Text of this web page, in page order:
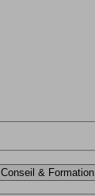
Conseil & Formation